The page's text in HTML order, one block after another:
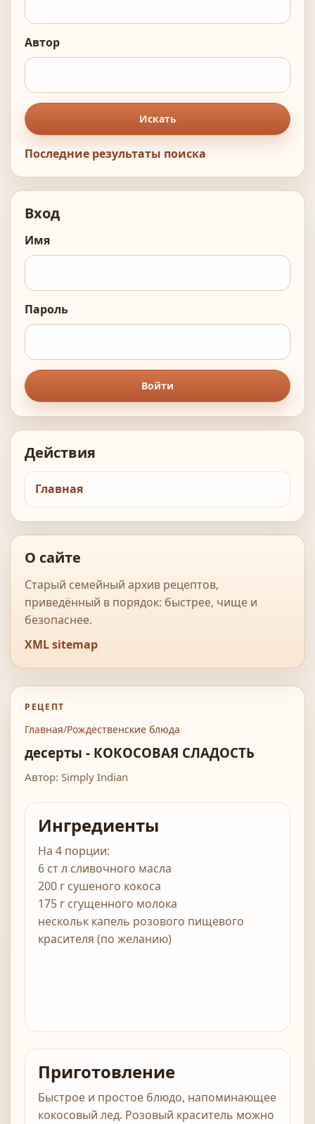
Автор
Искать
Последние результаты поиска
Вход
Имя
Пароль
Войти
Действия
Главная
О сайте
Старый семейный архив рецептов,
приведённый в порядок: быстрее, чище и
безопаснее.
XML sitemap
РЕЦЕПТ
Главная/Рождественские блюда
десерты - КОКОСОВАЯ СЛАДОСТЬ
Автор: Simply Indian
Ингредиенты
На 4 порции:
6 ст л сливочного масла
200 г сушеного кокоса
175 г сгущенного молока
нескольк капель розового пищевого
красителя (по желанию)
Приготовление
Быстрое и простое блюдо, напоминающее
кокосовый лед. Розовый краситель можно